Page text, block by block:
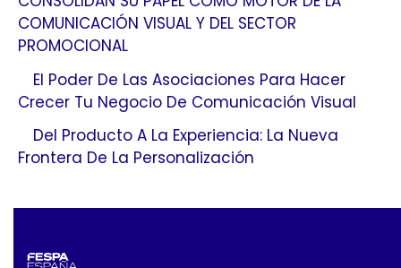
COMUNICACIÓN VISUAL Y DEL SECTOR
PROMOCIONAL
El Poder De Las Asociaciones Para Hacer
Crecer Tu Negocio De Comunicación Visual
Del Producto A La Experiencia: La Nueva
Frontera De La Personalización